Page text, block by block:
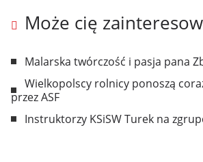
Może cię
Malarska twórczość i pasja pana
Wielkopolscy rolnicy ponoszą
przez ASF
Instruktorzy KSiSW Turek na